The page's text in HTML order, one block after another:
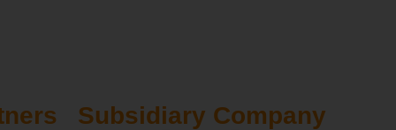
Subsidiary Company